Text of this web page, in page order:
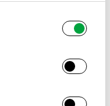
занимающимся
партнеры
а также